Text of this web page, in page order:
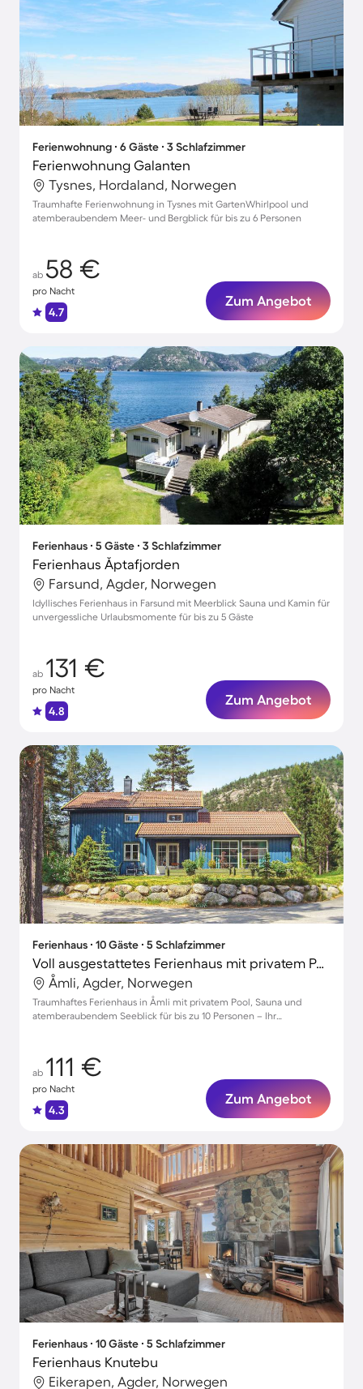
Ferienwohnung ∙ 6 Gäste ∙ 3 Schlafzimmer
Ferienwohnung Galanten
Tysnes, Hordaland, Norwegen
Traumhafte Ferienwohnung in Tysnes mit GartenWhirlpool und
atemberaubendem Meer- und Bergblick für bis zu 6 Personen
ab 58 €
pro Nacht
4.7
Zum Angebot
Ferienhaus ∙ 5 Gäste ∙ 3 Schlafzimmer
Ferienhaus Åptafjorden
Farsund, Agder, Norwegen
Idyllisches Ferienhaus in Farsund mit Meerblick Sauna und Kamin für
unvergessliche Urlaubsmomente für bis zu 5 Gäste
ab 131 €
pro Nacht
4.8
Zum Angebot
Ferienhaus ∙ 10 Gäste ∙ 5 Schlafzimmer
Voll ausgestattetes Ferienhaus mit privatem Pool, Grill und Terrasse | Seeblick | Haustiere erlaubt
Åmli, Agder, Norwegen
Traumhaftes Ferienhaus in Åmli mit privatem Pool, Sauna und
atemberaubendem Seeblick für bis zu 10 Personen – Ihr
ab 111 €
pro Nacht
4.3
Zum Angebot
Ferienhaus ∙ 10 Gäste ∙ 5 Schlafzimmer
Ferienhaus Knutebu
Eikerapen, Agder, Norwegen